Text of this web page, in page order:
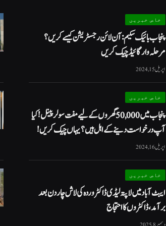
خاص خبریں
پنجاب بائیک سکیم: آن لائن رجسٹریشن کیسے کریں؟
مرحلہ وار گائیڈ چیک کریں
اپریل 15, 2024
خاص خبریں
پنجاب میں 50,000 گھروں کے لیے مفت سولر پینل! کیا
آپ درخواست دینے کے اہل ہیں؟ یہاں چیک کریں!
اپریل 16, 2024
خاص خبریں
ایبٹ آباد میں لاپتہ لیڈی ڈاکٹر وردہ کی لاش چار دن بعد
برآمد، ڈاکٹروں کا احتجاج